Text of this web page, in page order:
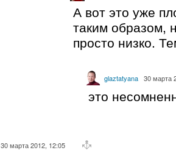
А вот это уже
таким образом,
просто низко.
glaztatyana 30 марта
это
30 марта 2012, 12:05